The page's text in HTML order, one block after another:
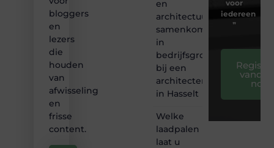
bloggers
en
lezers
die
houden
van
afwisseling
en
frisse
content.
en
architectuur
samenkomen
in
bedrijfsgroei
bij een
architectenbureau
in Hasselt
Welke
laadpalen
laat u
voor
iedereen
❞
nog